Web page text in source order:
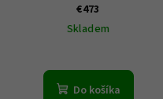
€473
Skladem
Do košíka